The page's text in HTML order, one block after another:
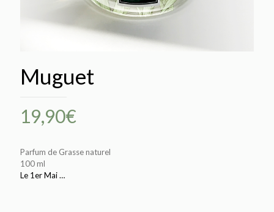
Muguet
19,90€
Parfum de Grasse naturel
100 ml
Le 1er Mai …